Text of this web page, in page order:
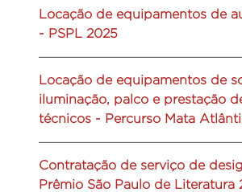
Locação de equipamentos de
- PSPL 2025
Locação de equipamentos de
iluminação, palco e prestação
técnicos - Percurso Mata
Contratação de serviço de
Prêmio São Paulo de Literatura